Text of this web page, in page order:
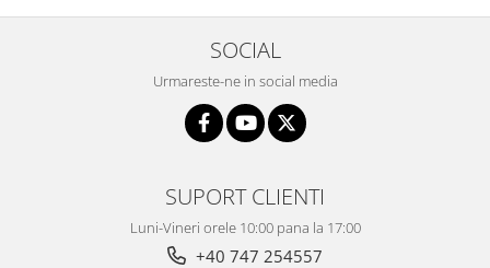
SOCIAL
Urmareste-ne in social media
SUPORT CLIENTI
Luni-Vineri orele 10:00 pana la 17:00
+40 747 254557